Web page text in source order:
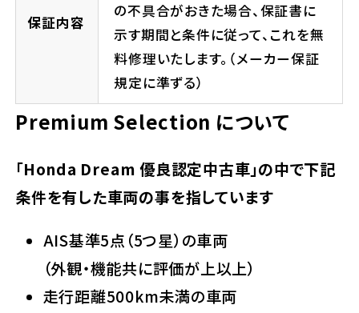
保証内容
の不具合がおきた場合、保証書に
示す期間と条件に従って、これを無
料修理いたします。（メーカー保証
規定に準ずる）
Premium Selection について
「Honda Dream 優良認定中古車」の中で下記
条件を有した車両の事を指しています
AIS基準5点（5つ星）の車両
（外観・機能共に評価が上以上）
走行距離500km未満の車両